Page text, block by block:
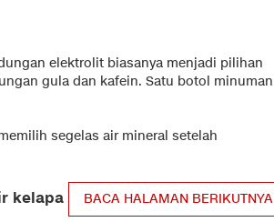
elektrolit biasanya menjadi pilihan
gula dan kafein. Satu botol minuman
segelas air mineral setelah
kelapa BACA HALAMAN BERIKUTNYA